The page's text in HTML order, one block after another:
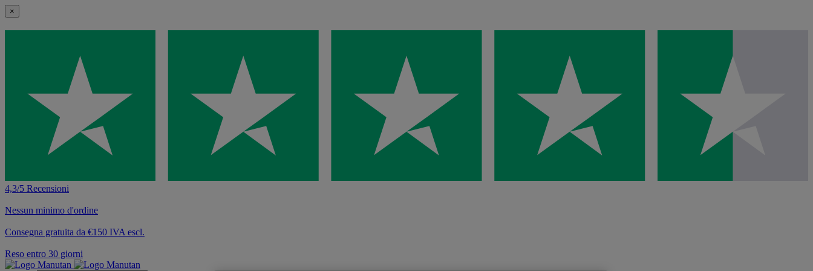
×
4,3/5 Recensioni
Nessun minimo d'ordine
Consegna gratuita da €150 IVA escl.
Reso entro 30 giorni